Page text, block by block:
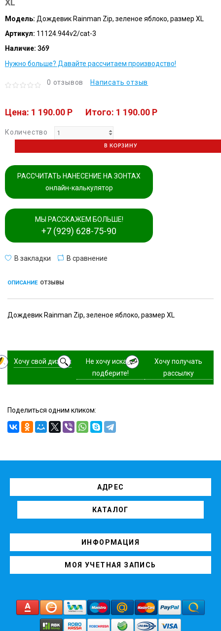
XL
Модель: Дождевик Rainman Zip, зеленое яблоко, размер XL
Артикул: 11124.944v2/cat-3
Наличие: 369
Нужно больше? Давайте рассчитаем производство!
0 отзывов Написать отзыв
Цена: 1 190.00 P Итого: 1 190.00 P
Количество
В КОРЗИНУ
РАССЧИТАТЬ НАНЕСЕНИЕ НА ЗОНТАХ
онлайн-калькулятор
МЫ РАССКАЖЕМ БОЛЬШЕ!
+7 (929) 628-75-90
В закладки В сравнение
ОПИСАНИЕ ОТЗЫВЫ
Дождевик Rainman Zip, зеленое яблоко, размер XL
Хочу свой дизайн
Не хочу искать,
подберите!
Хочу получать
рассылку
Поделиться одним кликом:
АДРЕС
КАТАЛОГ
ИНФОРМАЦИЯ
МОЯ УЧЕТНАЯ ЗАПИСЬ